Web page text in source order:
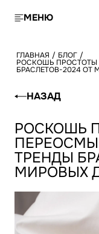
МЕНЮ
ГЛАВНАЯ / БЛОГ /
РОСКОШЬ ПРОСТОТЫ
БРАСЛЕТОВ-2024
НАЗАД
РОСКОШЬ
ТРЕНДЫ
МИРОВЫХ